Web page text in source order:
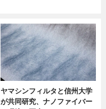
ヤマシンフィルタと信州大学
が共同研究、ナノファイバー